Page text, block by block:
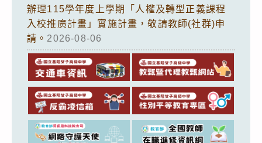
辦理115學年度上學期「人權及轉型正義課程
入校推廣計畫」實施計畫，敬請教師(社群)申
請。 2026-08-06